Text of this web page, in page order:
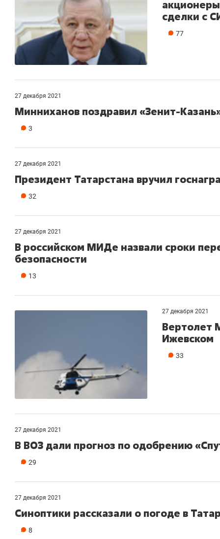
сделки с
77
27 декабря 2021
Минниханов поздравил «Зенит-
3
27 декабря 2021
Президент Татарстана вручил
32
27 декабря 2021
В российском МИДе назвали сроки
безопасности
13
27 декабря 2021
Вертолет
Ижевском
33
27 декабря 2021
В ВОЗ дали прогноз по одобрению
29
27 декабря 2021
Синоптики рассказали о погоде в
8